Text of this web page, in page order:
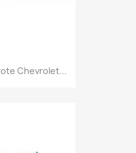
Chevrolet...